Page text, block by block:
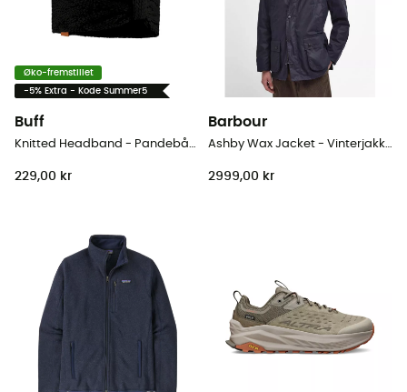
Øko-fremstillet
-5% Extra - Kode Summer5
Buff
Knitted Headband - Pandebånd
229,00 kr
Barbour
Ashby Wax Jacket - Vinterjakke Herrer
2999,00 kr